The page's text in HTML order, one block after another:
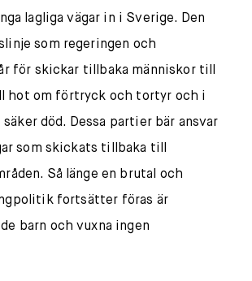
lagliga vägar in i Sverige. Den
som regeringen och
för skickar tillbaka människor till
hot om förtryck och tortyr och i
död. Dessa partier bär ansvar
som skickats tillbaka till
Så länge en brutal och
fortsätter föras är
barn och vuxna ingen